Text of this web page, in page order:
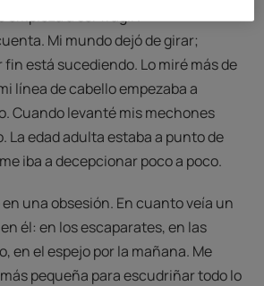
empieza a ser frágil".
Mi mundo dejó de girar;
fin está sucediendo. Lo miré más de
línea de cabello empezaba a
Cuando levanté mis mechones
La edad adulta estaba a punto de
iba a decepcionar poco a poco.
una obsesión. En cuanto veía un
él: en los escaparates, en las
en el espejo por la mañana. Me
pequeña para escudriñar todo lo